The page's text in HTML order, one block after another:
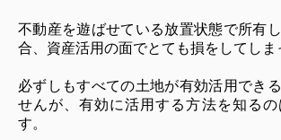
不動産を遊ばせている放置状態で所有
合、資産活用の面でとても損をしてしま
必ずしもすべての土地が有効活用でき
せんが、有効に活用する方法を知る
す。